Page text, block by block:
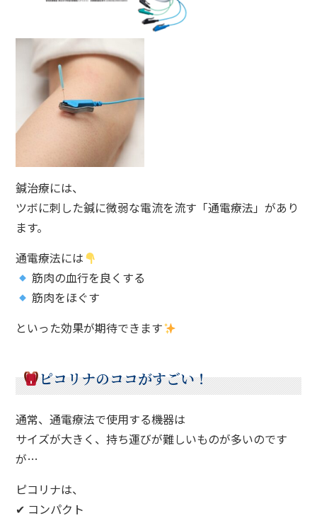
鍼治療には、
ツボに刺した鍼に微弱な電流を流す「通電療法」があり
ます。
通電療法には
筋肉の血行を良くする
筋肉をほぐす
といった効果が期待できます
ピコリナのココがすごい！
通常、通電療法で使用する機器は
サイズが大きく、持ち運びが難しいものが多いのです
が…
ピコリナは、
✔ コンパクト